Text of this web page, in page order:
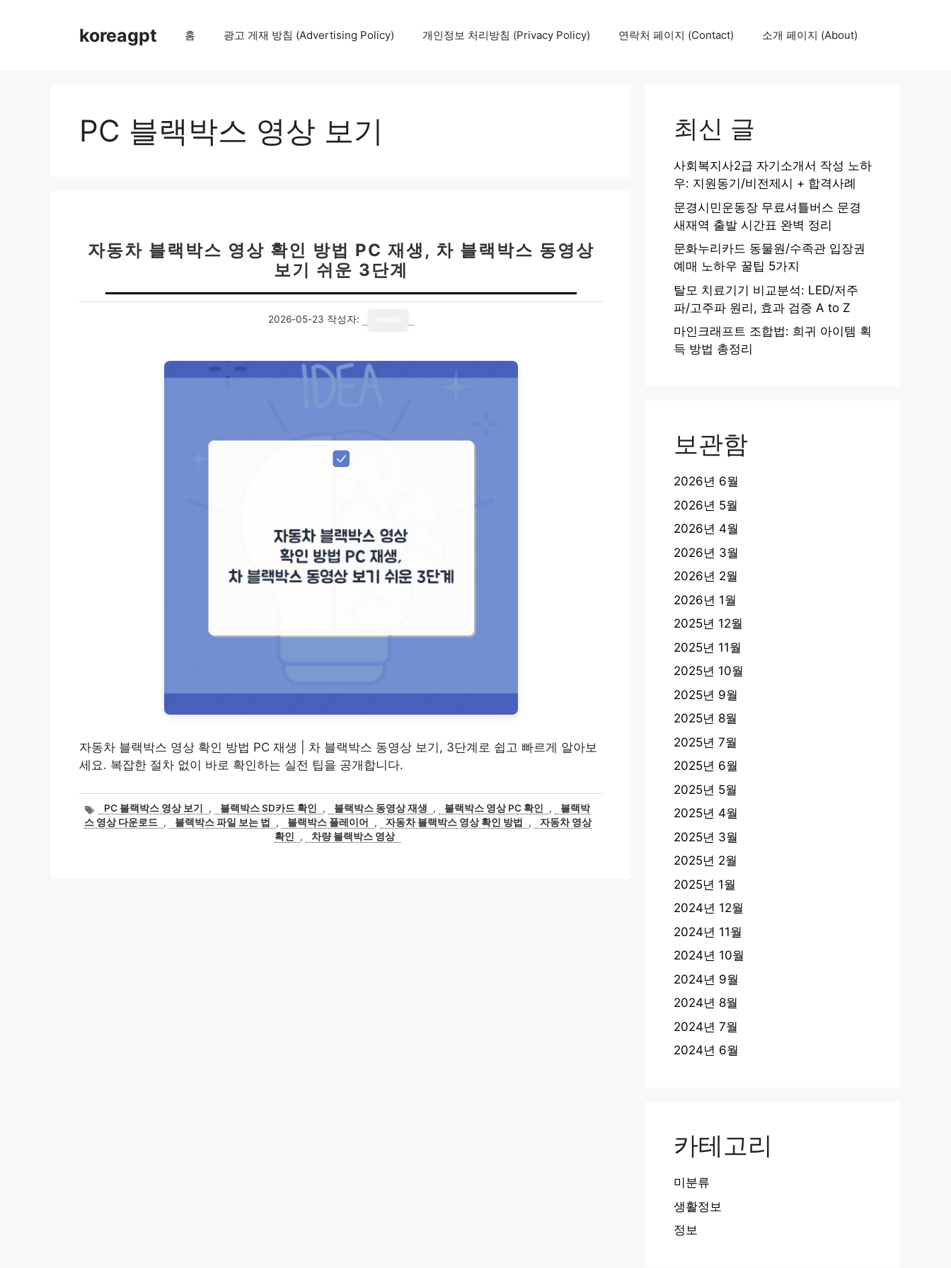
koreagpt 홈 광고 게재 방침 (Advertising Policy) 개인정보 처리방침 (Privacy Policy) 연락처 페이지 (Contact) 소개 페이지 (About)
PC 블랙박스 영상 보기
자동차 블랙박스 영상 확인 방법 PC 재생, 차 블랙박스 동영상
보기 쉬운 3단계
2026-05-23 작성자:
자동차 블랙박스 영상 확인 방법 PC 재생 | 차 블랙박스 동영상 보기, 3단계로 쉽고 빠르게 알아보
세요. 복잡한 절차 없이 바로 확인하는 실전 팁을 공개합니다.
태
그
PC 블랙박스 영상 보기 , 블랙박스 SD카드 확인 , 블랙박스 동영상 재생 , 블랙박스 영상 PC 확인 ,
블랙박
스 영상 다운로드 , 블랙박스 파일 보는 법 , 블랙박스 플레이어 , 자동차 블랙박스 영상 확인 방법 ,
자동차 영상
확인
, 차량 블랙박스 영상
최신 글
사회복지사2급 자기소개서 작성 노하
우: 지원동기/비전제시 + 합격사례
문경시민운동장 무료셔틀버스 문경
새재역 출발 시간표 완벽 정리
문화누리카드 동물원/수족관 입장권
예매 노하우 꿀팁 5가지
탈모 치료기기 비교분석: LED/저주
파/고주파 원리, 효과 검증 A to Z
마인크래프트 조합법: 희귀 아이템 획
득 방법 총정리
보관함
2026년 6월
2026년 5월
2026년 4월
2026년 3월
2026년 2월
2026년 1월
2025년 12월
2025년 11월
2025년 10월
2025년 9월
2025년 8월
2025년 7월
2025년 6월
2025년 5월
2025년 4월
2025년 3월
2025년 2월
2025년 1월
2024년 12월
2024년 11월
2024년 10월
2024년 9월
2024년 8월
2024년 7월
2024년 6월
카테고리
미분류
생활정보
정보